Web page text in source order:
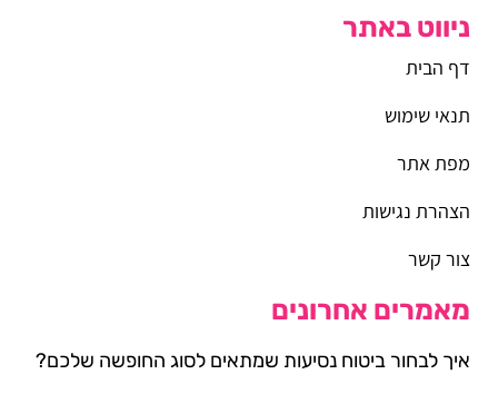
ניווט באתר
דף הבית
תנאי שימוש
מפת אתר
הצהרת נגישות
צור קשר
מאמרים אחרונים
איך לבחור ביטוח נסיעות שמתאים לסוג החופשה שלכם?